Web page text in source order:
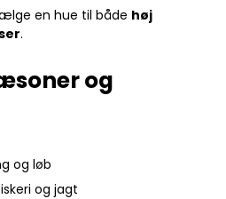
en hue til både høj
.
og
og løb
og jagt